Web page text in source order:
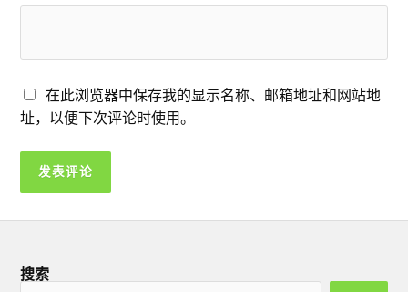
在此浏览器中保存我的显示名称、邮箱地址和网站地
址，以便下次评论时使用。
搜索